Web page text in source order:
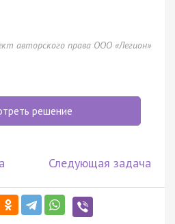
авторского права ООО «Легион»
решение
Следующая задача